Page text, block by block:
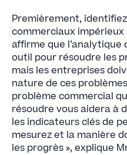
Premièrement,
commerciaux impérieux
affirme que l’analytique
outil pour résoudre les
mais les entreprises
nature de ces
problème commercial
résoudre vous aidera à
les indicateurs clés de
mesurez et la manière
les progrès », explique